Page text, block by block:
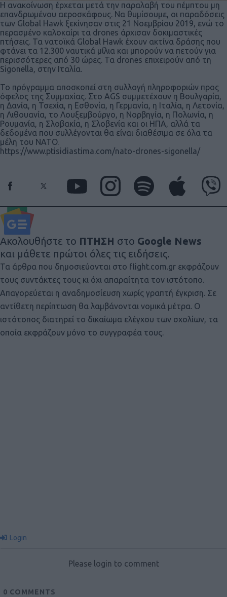
Η ανακοίνωση έρχεται μετά την παραλαβή του πέμπτου μη
επανδρωμένου αεροσκάφους. Να θυμίσουμε, οι παραδόσεις
των Global Hawk ξεκίνησαν στις 21 Νοεμβρίου 2019, ενώ το
περασμένο καλοκαίρι τα drones άρχισαν δοκιμαστικές
πτήσεις. Τα νατοϊκά Global Hawk έχουν ακτίνα δράσης που
φτάνει τα 12.300 ναυτικά μίλια και μπορούν να πετούν για
περισσότερες από 30 ώρες. Τα drones επιχειρούν από τη
Sigonella, στην Ιταλία.
Το πρόγραμμα αποσκοπεί στη συλλογή πληροφοριών προς
όφελος της Συμμαχίας. Στo AGS συμμετέχουν η Βουλγαρία,
η Δανία, η Τσεχία, η Εσθονία, η Γερμανία, η Ιταλία, η Λετονία,
η Λιθουανία, το Λουξεμβούργο, η Νορβηγία, η Πολωνία, η
Ρουμανία, η Σλοβακία, η Σλοβενία και οι ΗΠΑ, αλλά τα
δεδομένα που συλλέγονται θα είναι διαθέσιμα σε όλα τα
μέλη του NATO.
https://www.ptisidiastima.com/nato-drones-sigonella/
Ακολουθήστε το ΠΤΗΣΗ στο Google News
και μάθετε πρώτοι όλες τις ειδήσεις.
Τα άρθρα που δημοσιεύονται στο flight.com.gr εκφράζουν
τους συντάκτες τους κι όχι απαραίτητα τον ιστότοπο.
Απαγορεύεται η αναδημοσίευση χωρίς γραπτή έγκριση. Σε
αντίθετη περίπτωση θα λαμβάνονται νομικά μέτρα. Ο
ιστότοπος διατηρεί το δικαίωμα ελέγχου των σχολίων, τα
οποία εκφράζουν μόνο το συγγραφέα τους.
Login
Please login to comment
0 COMMENTS